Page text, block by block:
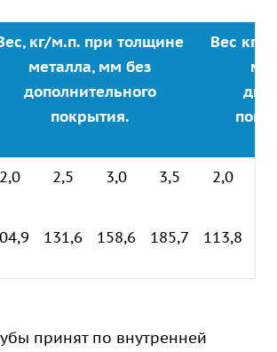
кг/м.п. при толщине
металла, мм без
дополнительного
покрытия.
Вес кг/
2,0 2,5 3,0 3,5 2,0
131,6 158,6 185,7 113,8
принят по внутренней